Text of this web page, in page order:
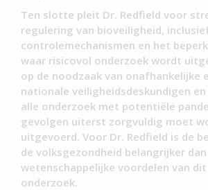
Ten slotte pleit Dr. Redfield voor
regulering van bioveiligheid,
controlemechanismen en het
waar risicovol onderzoek wordt
op de noodzaak van onafhankelijke
nationale veiligheidsdeskundigen
alle onderzoek met potentiële
gevolgen uiterst zorgvuldig moet
uitgevoerd. Voor Dr. Redfield is de
de volksgezondheid belangrijker
wetenschappelijke voordelen van
onderzoek.